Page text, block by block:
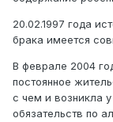
20.02.1997 года
брака имеется
В феврале 2004
постоянное
с чем и возникла
обязательств по